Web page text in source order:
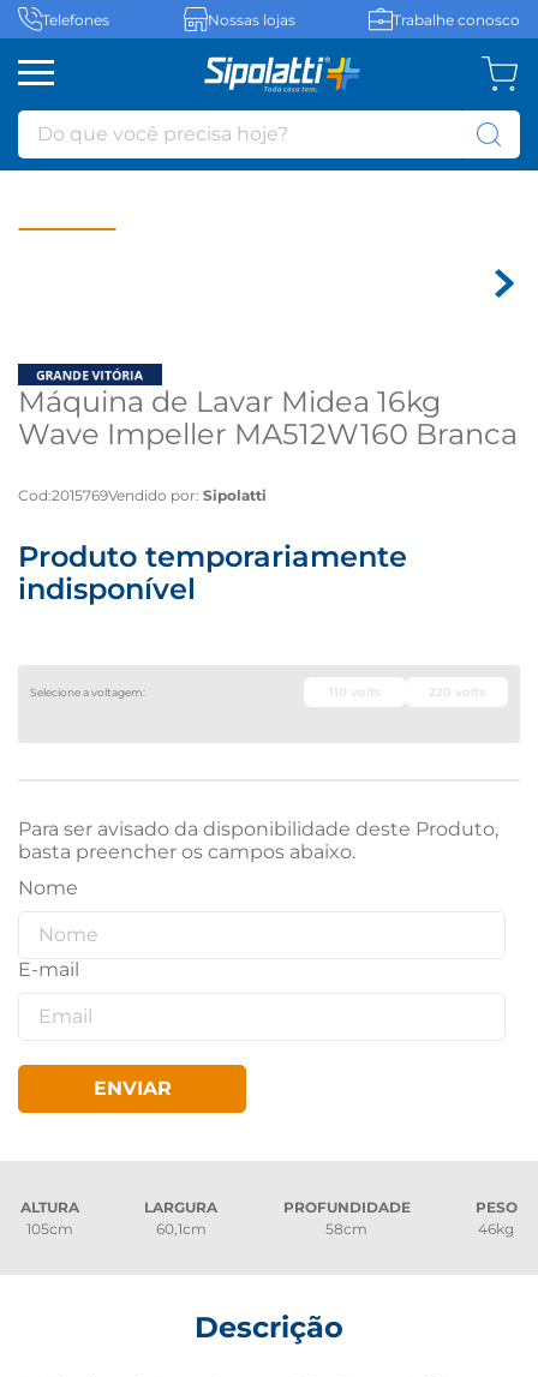
Telefones Nossas lojas Trabalhe conosco
Do que você precisa hoje?
Máquina de Lavar Midea 16kg
Wave Impeller MA512W160 Branca
Cod:2015769Vendido por: Sipolatti
Produto temporariamente
indisponível
Para ser avisado da disponibilidade deste Produto,
basta preencher os campos abaixo.
ENVIAR
ALTURA
105cm
LARGURA
60,1cm
PROFUNDIDADE
58cm
PESO
46kg
Descrição